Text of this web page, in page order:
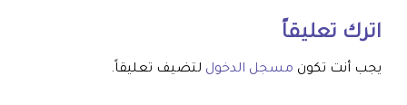
اترك تعليقاً
يجب أنت تكون مسجل الدخول لتضيف تعليقاً.